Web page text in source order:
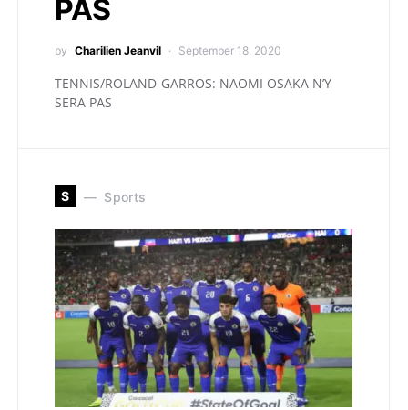
PAS
by Charilien Jeanvil September 18, 2020
TENNIS/ROLAND-GARROS: NAOMI OSAKA N’Y
SERA PAS
S Sports